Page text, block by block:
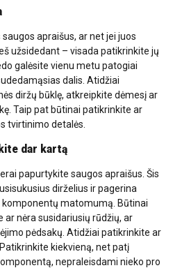
apraišus, ar net jei juos
užsidedant – visada patikrinkite jų
galėsite vienu metu patogiai
dalis. Atidžiai
diržų būklę, atkreipkite dėmesį ar
Taip pat būtinai patikrinkite ar
tvirtinimo detalės.
dar kartą
papurtykite saugos apraišus. Šis
dirželius ir pagerina
matomumą. Būtinai
ar nėra susidariusių rūdžių, ar
pėdsakų. Atidžiai patikrinkite ar
kiekvieną, net patį
nepraleisdami nieko pro